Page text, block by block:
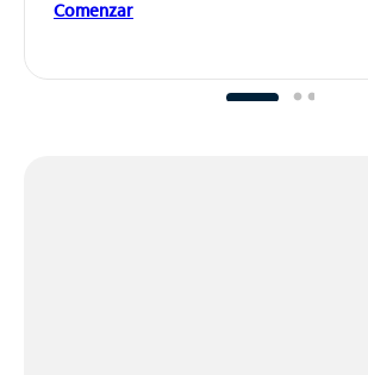
Comenzar